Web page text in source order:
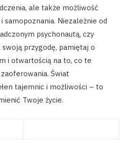
ale także możliwość
samopoznania. Niezależnie od
psychonautą, czy
przygodę, pamiętaj o
i otwartością na to, co te
Świat
tajemnic i możliwości – to
Twoje życie.